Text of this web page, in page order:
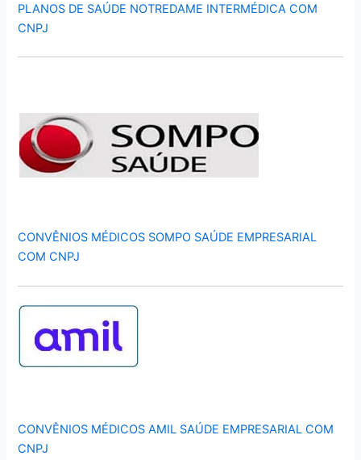
PLANOS DE SAÚDE NOTREDAME INTERMÉDICA COM
CNPJ
CONVÊNIOS MÉDICOS SOMPO SAÚDE EMPRESARIAL
COM CNPJ
CONVÊNIOS MÉDICOS AMIL SAÚDE EMPRESARIAL COM
CNPJ